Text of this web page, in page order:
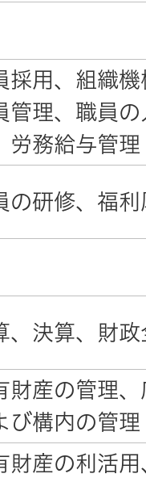
採用、組織機
管理、職員の
労務給与管理
の研修、福利
、決算、財政
財産の管理、
び構内の管理
財産の利活用